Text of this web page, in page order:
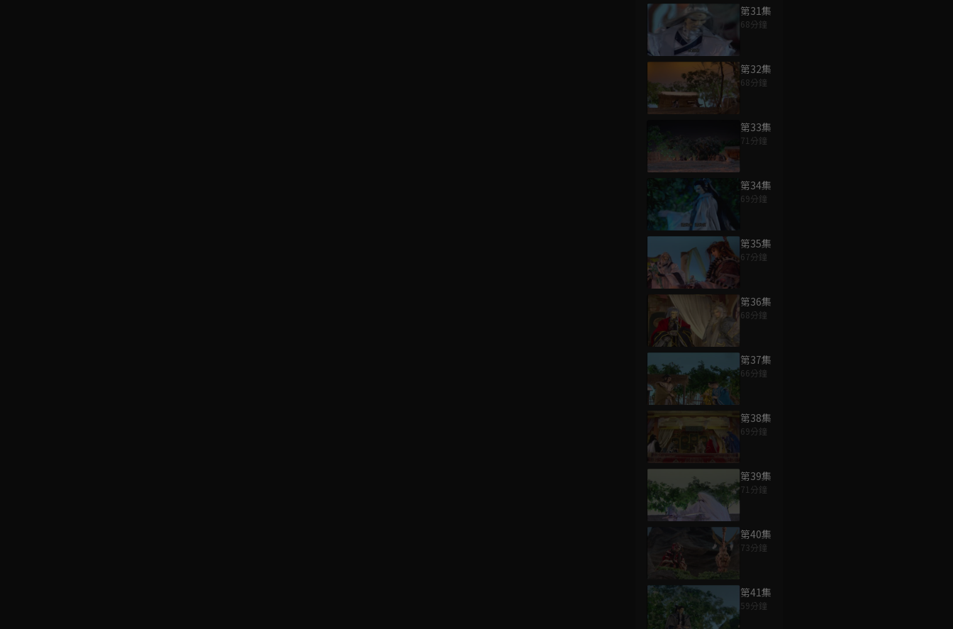
第31集
68分鐘
第32集
68分鐘
第33集
71分鐘
第34集
69分鐘
第35集
67分鐘
第36集
68分鐘
第37集
66分鐘
第38集
69分鐘
第39集
71分鐘
第40集
73分鐘
第41集
59分鐘